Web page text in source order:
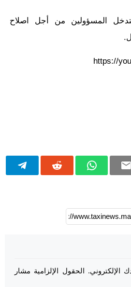
المسؤولين من أجل اصلاح
https://
الإلكتروني. الحقول الإلزامية مشار